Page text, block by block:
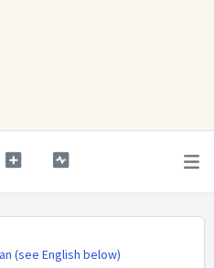
(see English below)